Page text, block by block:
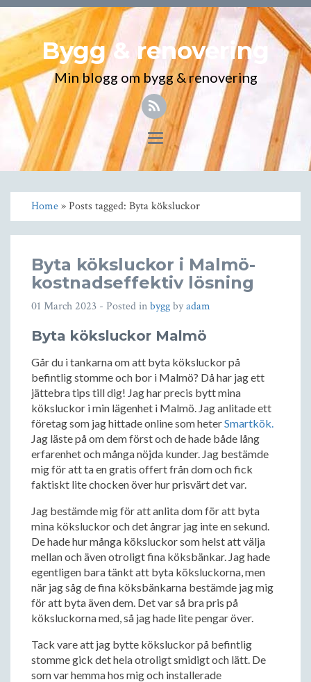
Bygg & renovering
Min blogg om bygg & renovering
Toggle
navigation
Home» Posts tagged: Byta köksluckor
Byta köksluckor i Malmö-
kostnadseffektiv lösning
01 March 2023 - Posted inbyggbyadam
Byta köksluckor Malmö
Går du i tankarna om att byta köksluckor på
befintlig stomme och bor i Malmö? Då har jag ett
jättebra tips till dig! Jag har precis bytt mina
köksluckor i min lägenhet i Malmö. Jag anlitade ett
företag som jag hittade online som heterSmartkök.
Jag läste på om dem först och de hade både lång
erfarenhet och många nöjda kunder. Jag bestämde
mig för att ta en gratis offert från dom och fick
faktiskt lite chocken över hur prisvärt det var.
Jag bestämde mig för att anlita dom för att byta
mina köksluckor och det ångrar jag inte en sekund.
De hade hur många köksluckor som helst att välja
mellan och även otroligt fina köksbänkar. Jag hade
egentligen bara tänkt att byta köksluckorna, men
när jag såg de fina köksbänkarna bestämde jag mig
för att byta även dem. Det var så bra pris på
köksluckorna med, så jag hade lite pengar över.
Tack vare att jag bytte köksluckor på befintlig
stomme gick det hela otroligt smidigt och lätt. De
som var hemma hos mig och installerade